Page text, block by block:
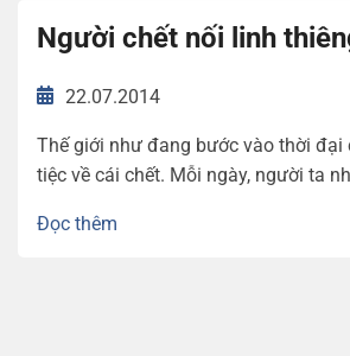
Người chết nối linh
22.07.2014
Thế giới như đang bước vào thời đại
tiệc về cái chết. Mỗi ngày, người ta
Đọc thêm